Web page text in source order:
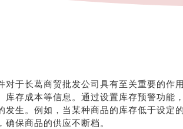
对于长葛商贸批发公司具有至关重要的作
库存成本等信息。通过设置库存预警功能
发生。例如，当某种商品的库存低于设定
确保商品的供应不断档。